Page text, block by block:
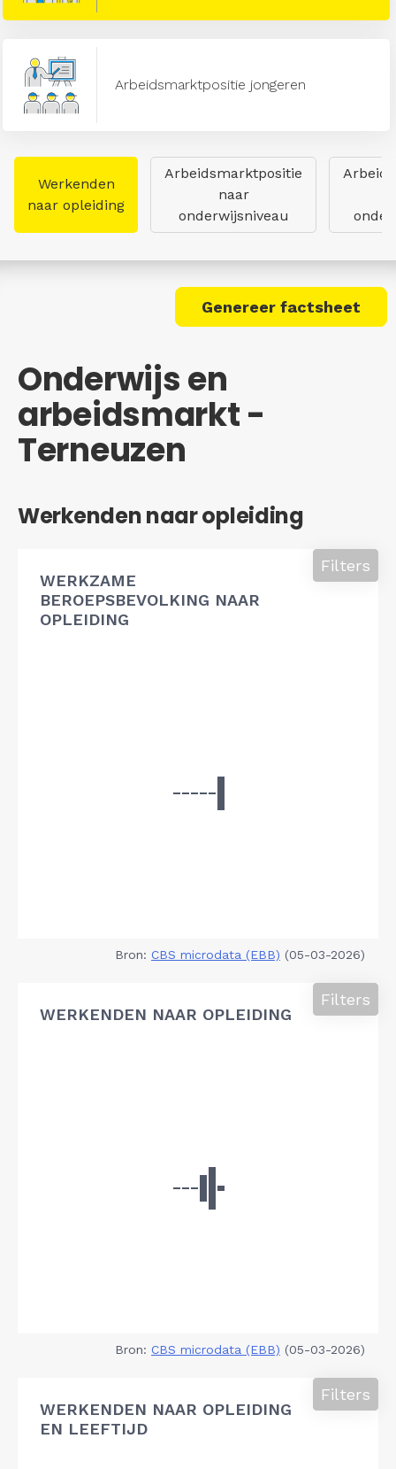
Arbeidsmarktpositie jongeren
Werkenden
naar opleiding
Arbeidsmarktpositie
naar
onderwijsniveau
Genereer factsheet
Onderwijs en
arbeidsmarkt -
Terneuzen
Werkenden naar opleiding
WERKZAME
BEROEPSBEVOLKING NAAR
OPLEIDING
Filters
Bron: CBS microdata (EBB) (05-03-2026)
WERKENDEN NAAR OPLEIDING
Filters
Bron: CBS microdata (EBB) (05-03-2026)
WERKENDEN NAAR OPLEIDING
EN LEEFTIJD
Filters